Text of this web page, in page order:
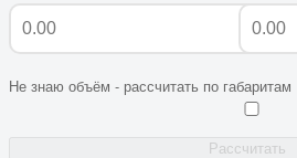
Не знаю объём - рассчитать по габаритам
Рассчитать